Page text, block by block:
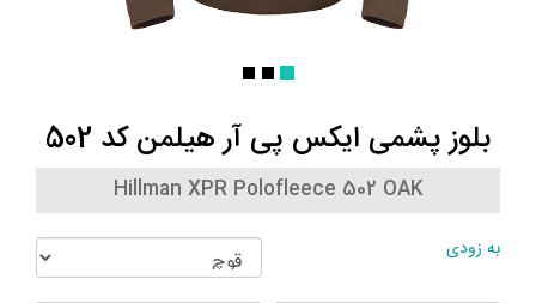
بلوز پشمی ایکس پی آر هیلمن کد 502
Hillman XPR Polofleece 502 OAK
به زودی